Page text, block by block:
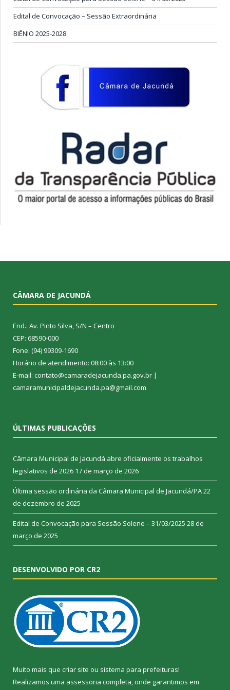
Edital de Convocação – Sessão Extraordinária
BIÊNIO 2025-2028
CÂMARA DE JACUNDÁ
End.: Av. Pinto Silva, S/N – Centro
CEP: 68590-000
Fone: (94) 99309-1690
Horário de atendimento: 08:00 às 13:00
E-mail: contato@camaradejacunda.pa.gov.br |
camaramunicipaldejacunda.pa@gmail.com
ÚLTIMAS PUBLICAÇÕES
Câmara Municipal de Jacundá abre oficialmente os trabalhos
legislativos de 2026 17 de março de 2026
Última sessão ordinária da Câmara Municipal de Jacundá/PA22
de dezembro de 2025
Edital de Convocação para Sessão Solene – 31/03/2025 28 de
março de 2025
DESENVOLVIDO POR CR2
Muito mais que criar site ou sistema para prefeituras!
Realizamos uma assessoria completa, onde garantimos em